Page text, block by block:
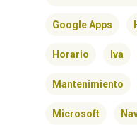
Google Apps
Horario Iva
Mantenimiento
Microsoft